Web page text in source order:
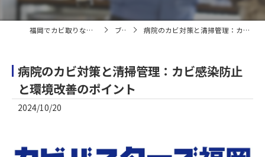
福岡でカビ取りならカビバスターズ福岡 ブログ 病院のカビ対策と清掃管理：カビ感染防止と環境改善のポイント
病院のカビ対策と清掃管理：カビ感染防止
と環境改善のポイント
2024/10/20